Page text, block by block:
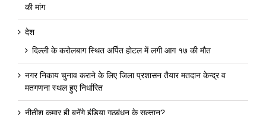
की मांग
देश
दिल्ली के करोलबाग स्थित अर्पित होटल में लगी आग १७ की मौत
नगर निकाय चुनाव कराने के लिए जिला प्रशासन तैयार मतदान केन्द्र व
मतगणना स्थल हुए निर्धारित
नीतीश कुमार ही बनेंगे इंडिया गठबंधन के सुल्तान?